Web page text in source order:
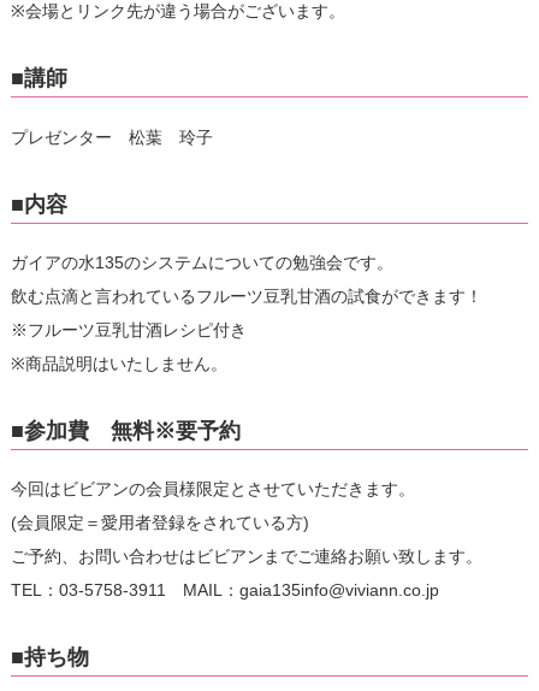
※会場とリンク先が違う場合がございます。
■講師
プレゼンター 松葉 玲子
■内容
ガイアの水135のシステムについての勉強会です。
飲む点滴と言われているフルーツ豆乳甘酒の試食ができます！
※フルーツ豆乳甘酒レシピ付き
※商品説明はいたしません。
■参加費 無料※要予約
今回はビビアンの会員様限定とさせていただきます。
(会員限定＝愛用者登録をされている方)
ご予約、お問い合わせはビビアンまでご連絡お願い致します。
TEL：03-5758-3911 MAIL：gaia135info@viviann.co.jp
■持ち物